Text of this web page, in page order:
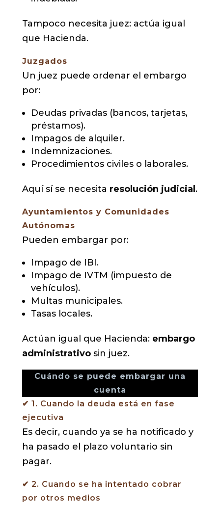
Tampoco necesita juez: actúa igual
que Hacienda.
Juzgados
Un juez puede ordenar el embargo
por:
Deudas privadas (bancos, tarjetas,
préstamos).
Impagos de alquiler.
Indemnizaciones.
Procedimientos civiles o laborales.
Aquí sí se necesita resolución judicial .
Ayuntamientos y Comunidades
Autónomas
Pueden embargar por:
Impago de IBI.
Impago de IVTM (impuesto de
vehículos).
Multas municipales.
Tasas locales.
Actúan igual que Hacienda: embargo
administrativosin juez.
Cuándo se puede embargar una
cuenta
✔ 1. Cuando la deuda está en fase
ejecutiva
Es decir, cuando ya se ha notificado y
ha pasado el plazo voluntario sin
pagar.
✔ 2. Cuando se ha intentado cobrar
por otros medios